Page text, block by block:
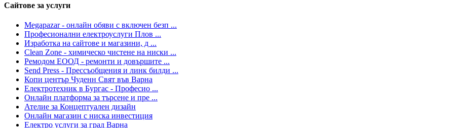
Сайтове за услуги
Megapazar - онлайн обяви с включен безп ...
Професионални електроуслуги Плов ...
Изработка на сайтове и магазини, д ...
Clean Zone - химическо чистене на ниски ...
Ремодом ЕООД - ремонти и довършите ...
Send Press - Прессъобщения и линк билди ...
Копи център Чуденн Свят във Варна
Електротехник в Бургас - Професио ...
Онлайн платформа за търсене и пре ...
Ателие за Концептуален дизайн
Онлайн магазин с ниска инвестиция
Електро услуги за град Варна